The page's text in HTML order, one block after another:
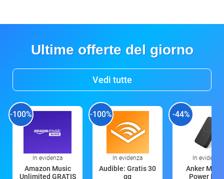
Ultime offerte del giorno
Vedi tutte
-100%
In evidenza
Amazon Music
Unlimited GRATIS
-100%
In evidenza
Audible: Gratis 30
gg
-44%
In evidenza
Anker
Power